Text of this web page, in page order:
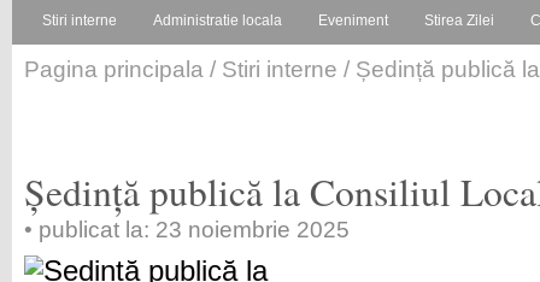
Stiri interne Administratie locala Eveniment Stirea Zilei
Pagina principala / Stiri interne / Ședință publică
Ședință publică la Consiliul
• publicat la: 23 noiembrie 2025